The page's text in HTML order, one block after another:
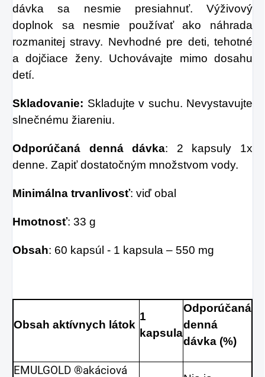
dávka sa nesmie presiahnuť. Výživový
doplnok sa nesmie používať ako náhrada
rozmanitej stravy. Nevhodné pre deti, tehotné
a dojčiace ženy. Uchovávajte mimo dosahu
detí.
Skladovanie: Skladujte v suchu. Nevystavujte
slnečnému žiareniu.
Odporúčaná denná dávka: 2 kapsuly 1x
denne. Zapiť dostatočným množstvom vody.
Minimálna trvanlivosť: viď obal
Hmotnosť: 33 g
Obsah: 60 kapsúl - 1 kapsula – 550 mg
Obsah aktívnych látok
1
kapsula
Odporúčaná
denná
dávka (%)
EMULGOLD ®akáciová